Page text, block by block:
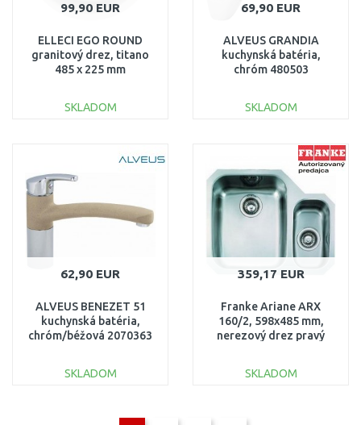
99,90 EUR
ELLECI EGO ROUND
granitový drez, titano
485 x 225 mm
SKLADOM
69,90 EUR
ALVEUS GRANDIA
kuchynská batéria,
chróm 480503
SKLADOM
Porovnať
62,90 EUR
ALVEUS BENEZET 51
kuchynská batéria,
chróm/béžová 2070363
SKLADOM
359,17 EUR
Franke Ariane ARX
160/2, 598x485 mm,
nerezový drez pravý
SKLADOM